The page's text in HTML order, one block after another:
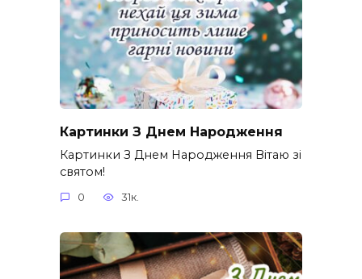
Картинки З Днем Народження
Картинки З Днем Народження Вітаю зі
святом!
0 31к.